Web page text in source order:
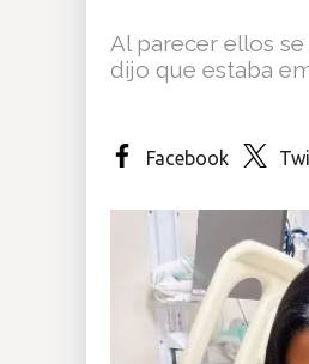
Al parecer ellos
dijo que estaba
Facebook